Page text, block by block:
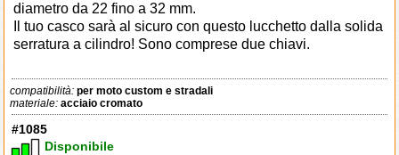
diametro da 22 fino a 32 mm.
Il tuo casco sarà al sicuro con questo lucchetto dalla solida
serratura a cilindro! Sono comprese due chiavi.
compatibilità:per moto custom e stradali
materiale:acciaio cromato
#1085
Disponibile